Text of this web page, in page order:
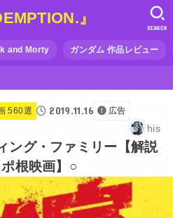
』
and Morty ガンダム 作品レビュー
SEARCH
560選 2019.11.16 広告
his
ング・ファミリー【解説
根映画】○